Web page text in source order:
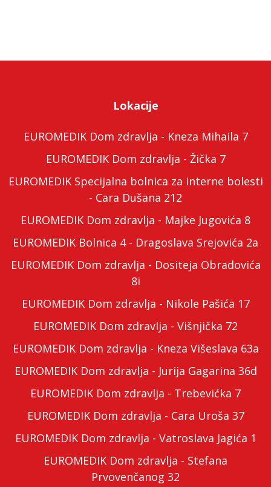
Lokacije
EUROMEDIK Dom zdravlja - Kneza Mihaila 7
EUROMEDIK Dom zdravlja - Žička 7
EUROMEDIK Specijalna bolnica za interne bolesti
- Cara Dušana 212
EUROMEDIK Dom zdravlja - Majke Jugovića 8
EUROMEDIK Bolnica 4 - Dragoslava Srejovića 2a
EUROMEDIK Dom zdravlja - Dositeja Obradovića
8i
EUROMEDIK Dom zdravlja - Nikole Pašića 17
EUROMEDIK Dom zdravlja - Višnjička 72
EUROMEDIK Dom zdravlja - Kneza Višeslava 63a
EUROMEDIK Dom zdravlja - Jurija Gagarina 36d
EUROMEDIK Dom zdravlja - Trebevićka 7
EUROMEDIK Dom zdravlja - Cara Uroša 37
EUROMEDIK Dom zdravlja - Vatroslava Jagića 1
EUROMEDIK Dom zdravlja - Stefana
Prvovenčanog 32